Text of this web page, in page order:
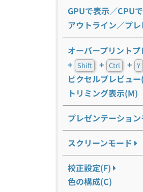
GPUで表示／CPU
アウトライン／プ
オーバープリント
+ Shift + Ctrl + Y
ピクセルプレビュ
トリミング表示(M)
プレゼンテーショ
スクリーンモード
校正設定(F)
色の構成(C)